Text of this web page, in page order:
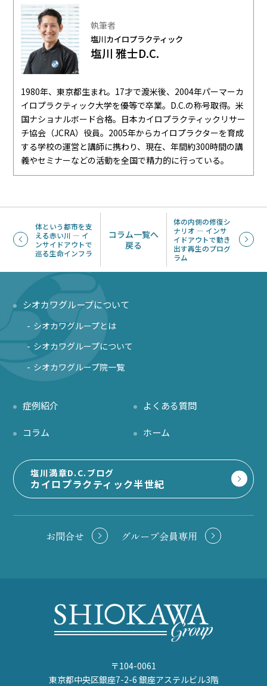
執筆者
塩川カイロプラクティック
塩川 雅士D.C.
1980年、東京都生まれ。17才で渡米後、2004年パーマーカ
イロプラクティック大学を優等で卒業。D.C.の称号取得。米
国ナショナルボード合格。日本カイロプラクティックリサー
チ協会（JCRA）役員。2005年からカイロプラクターを育成
する学校の運営と講師に携わり、現在、年間約300時間の講
義やセミナーなどの活動を全国で精力的に行っている。
体という都市を支
える赤い川 ― イ
ンサイドアウトで
巡る生命インフラ
コラム一覧へ
戻る
体の内側の修復シ
ナリオ ― インサ
イドアウトで動き
出す再生のプログ
ラム
シオカワグループについて
シオカワグループとは
シオカワグループについて
シオカワグループ院一覧
症例紹介 よくある質問
コラム ホーム
塩川満章D.C.ブログ
カイロプラクティック半世紀
お問合せ グループ会員専用
〒104-0061
東京都中央区銀座7-2-6 銀座アステルビル3階